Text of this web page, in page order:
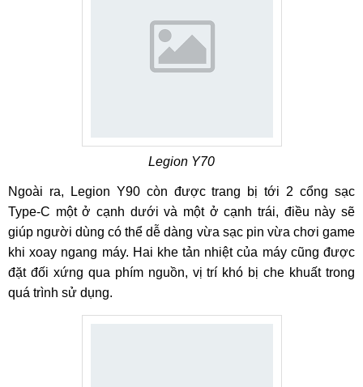
Legion Y70
Ngoài ra, Legion Y90 còn được trang bị tới 2 cổng sạc
Type-C một ở cạnh dưới và một ở cạnh trái, điều này sẽ
giúp người dùng có thể dễ dàng vừa sạc pin vừa chơi game
khi xoay ngang máy. Hai khe tản nhiệt của máy cũng được
đặt đối xứng qua phím nguồn, vị trí khó bị che khuất trong
quá trình sử dụng.